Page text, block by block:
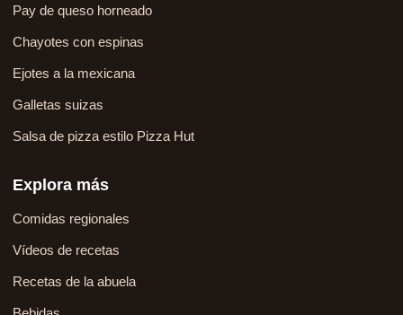
Pay de queso horneado
Chayotes con espinas
Ejotes a la mexicana
Galletas suizas
Salsa de pizza estilo Pizza Hut
Explora más
Comidas regionales
Vídeos de recetas
Recetas de la abuela